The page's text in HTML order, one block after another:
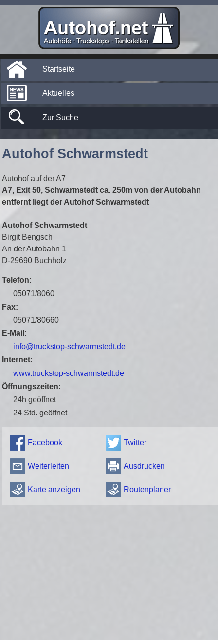
Startseite
Aktuelles
Zur Suche
Autohof Schwarmstedt
Autohof auf der A7
A7, Exit 50, Schwarmstedt ca. 250m von der Autobahn
entfernt liegt der Autohof Schwarmstedt
Autohof Schwarmstedt
Birgit Bengsch
An der Autobahn 1
D-29690 Buchholz
Telefon:
05071/8060
Fax:
05071/80660
E-Mail:
info@truckstop-schwarmstedt.de
Internet:
www.truckstop-schwarmstedt.de
Öffnungszeiten:
24h geöffnet
24 Std. geöffnet
Facebook Twitter
Weiterleiten Ausdrucken
Karte anzeigen Routenplaner